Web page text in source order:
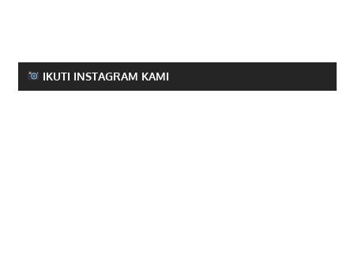
IKUTI INSTAGRAM KAMI